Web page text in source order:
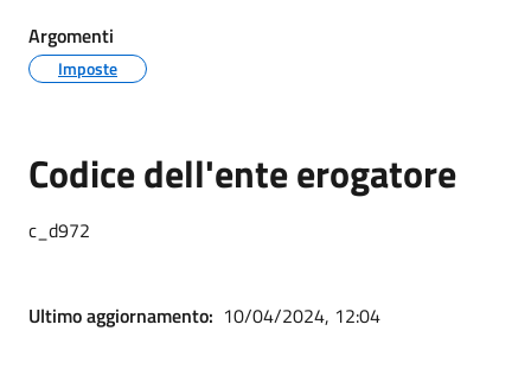
Argomenti
Imposte
Codice dell'ente erogatore
c_d972
Ultimo aggiornamento: 10/04/2024, 12:04